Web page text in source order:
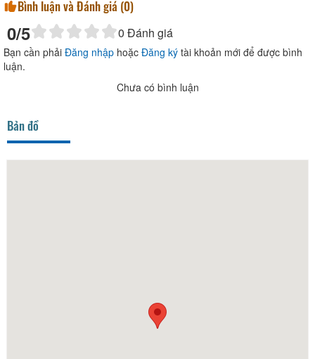
Bình luận và Đánh giá (0)
0/5 0 Đánh giá
Bạn cần phải Đăng nhập hoặc Đăng ký tài khoản mới để được bình
luận.
Chưa có bình luận
Bản đồ